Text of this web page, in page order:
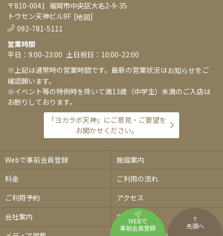
〒810-0041 福岡市中央区大名2-9-35
トウセン天神ビル9F [地図]
092-781-5111
営業時間
平日：9:00-23:00 土日祝日：10:00-22:00
※上記は通常時の営業時間です。最新の営業状況はお知らせをご
確認願います。
※イベント等の特例時を除いて満13歳（中学生）未満のご入店は
お断りしております。
「ヨカラボ天神」にご意見・ご要望を
お聞かせください。
Webで事前会員登録
施設案内
料金
ご利用の流れ
ご利用予約
アクセス
会社案内
求人情報
WEBで
事前会員登録
先頭へ